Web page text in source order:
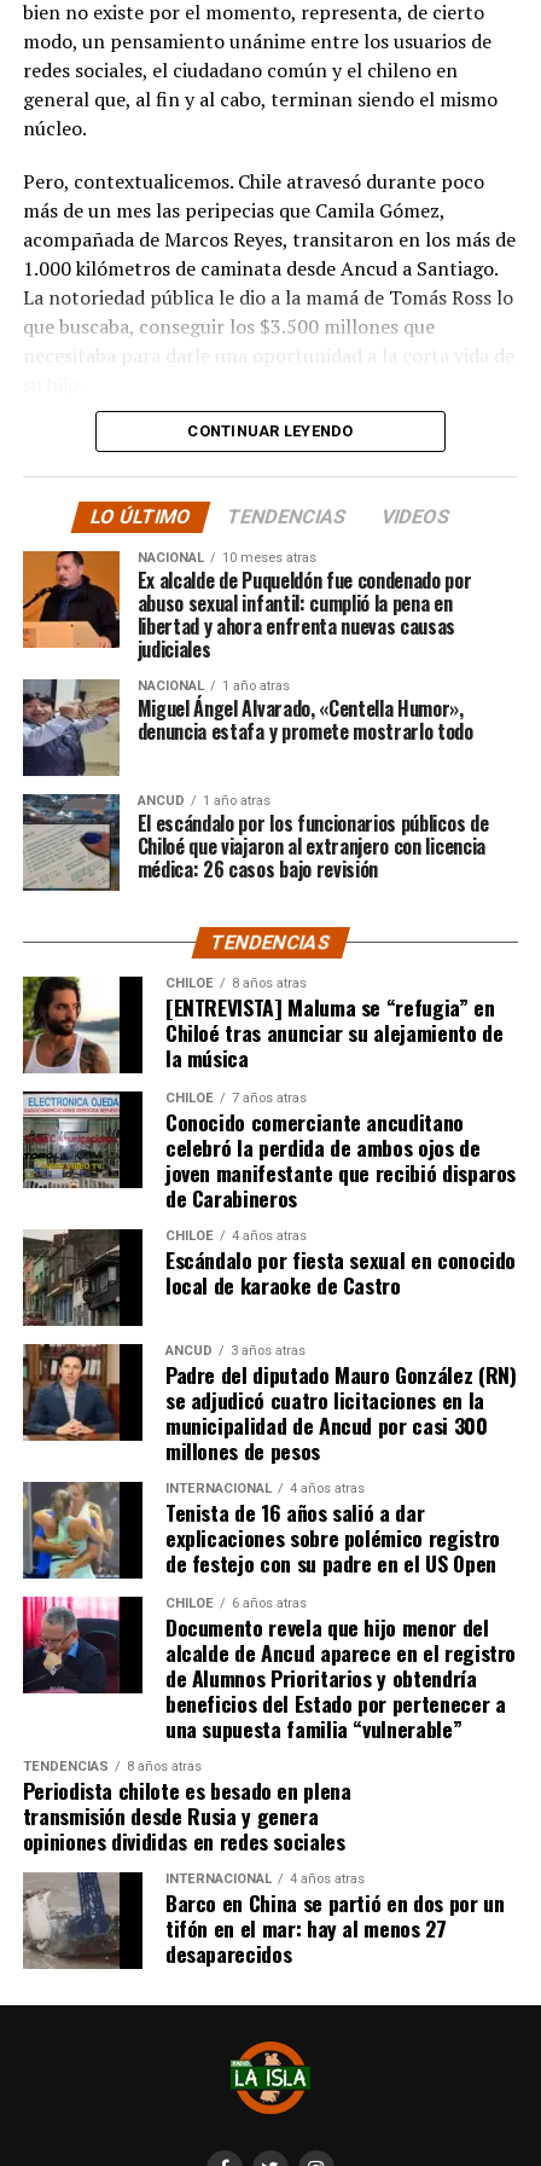
bien no existe por el momento, representa, de cierto
modo, un pensamiento unánime entre los usuarios de
redes sociales, el ciudadano común y el chileno en
general que, al fin y al cabo, terminan siendo el mismo
núcleo.
Pero, contextualicemos. Chile atravesó durante poco
más de un mes las peripecias que Camila Gómez,
acompañada de Marcos Reyes, transitaron en los más de
1.000 kilómetros de caminata desde Ancud a Santiago.
La notoriedad pública le dio a la mamá de Tomás Ross lo
que buscaba, conseguir los $3.500 millones que
necesitaba para darle una oportunidad a la corta vida de
La solidaridad y empatía de los chilenos en cada paso
sino que se superó con creces. De hecho, el último
cómputo dado a conocer reveló la suma total de
$3.689.545.200.
Según Camila Gómez, el excedente de casi $200
millones sería destinadopara los costos médicos
asociados al suministro del Elevidys «porque los 3.500
millonessolo incluye el frasco del fármaco y no los
otros gastos relacionados con los tres meses del
tratamiento
«, indicó a Meganonoticias.cl
Pero, volviendo al principio, damos curso a una solicitud
imposible de especificar con exactitud pero que un
simple chequeo de los ánimos de la gente, se puede ver
como un anhelo mayúsculo el hecho de que esos casi
$200 millones sean destinados para Dante Jara, el
pequeño de año y medio cuyo padecimiento es el mismo
de Tomás Ross y, por si fuera poco, su padre, Fernando,
emprendió una caminata de Arica a Santiago para
conseguir tal fin. Entonces, ¿quién mejor que Camila
Gómez para ponerse en el lugar de quien comparte su
misma realidad, el Duchenne, salvando las “pequeñas
grandes” diferencias?
Voces al unísono se escuchan y se repiten en redes
sociales, el pedido de donar ese excedente al Dante Jara
resuena desde todo Chiloé, cuna del apoyo recibido por
parte de Camila Gómez, hasta nuestro lejano norte. Es
que, a diferencia del conocido dicho, en este caso, todos
los caminos conducen a… La Moneda y, mientras se
espera ese gesto por parte de la madre del pequeño
Tomás, los pasos siguen quemando los pies de Fernando
en pos de que cada kilómetro recorrido, signifique más
que una llegada a Santiago, un arribo a la cura de su hijo
Actualmente, Gómez se encuentra en Santiago
realizando trámites y participando como invitada en
distintos medios de comunicación. Aunque aún no tiene
una fecha exacta para su viaje a Estados Unidos, donde
se administra el medicamento, indicó que esperan
realizarlo «a mediados de junio».
Cabe destacar que, pese a que se logró reunir el dinero y,
por ende, la meta se cumplió, continúan circulando por
redes sociales, eventos a beneficios de Tomás Ross.
¿Como ayudar?
Instagram, Dante_contra_duchenne
Fernando Jara (padre)
19.968.680-1
Banco Falabella, cuenta corriente
11510154944
fernandokine1998@gmail.com
CONTINUAR LEYENDO
LO ÚLTIMO TENDENCIAS VIDEOS
NACIONAL 10 meses atras
Ex alcalde de Puqueldón fue condenado por
abuso sexual infantil: cumplió la pena en
libertad y ahora enfrenta nuevas causas
judiciales
NACIONAL 1 año atras
Miguel Ángel Alvarado, «Centella Humor»,
denuncia estafa y promete mostrarlo todo
ANCUD 1 año atras
El escándalo por los funcionarios públicos de
Chiloé que viajaron al extranjero con licencia
médica: 26 casos bajo revisión
TENDENCIAS
CHILOE 8 años atras
[ENTREVISTA] Maluma se “refugia” en
Chiloé tras anunciar su alejamiento de
la música
CHILOE 7 años atras
Conocido comerciante ancuditano
celebró la perdida de ambos ojos de
joven manifestante que recibió disparos
de Carabineros
CHILOE 4 años atras
Escándalo por fiesta sexual en conocido
local de karaoke de Castro
ANCUD 3 años atras
Padre del diputado Mauro González (RN)
se adjudicó cuatro licitaciones en la
municipalidad de Ancud por casi 300
millones de pesos
INTERNACIONAL 4 años atras
Tenista de 16 años salió a dar
explicaciones sobre polémico registro
de festejo con su padre en el US Open
CHILOE 6 años atras
Documento revela que hijo menor del
alcalde de Ancud aparece en el registro
de Alumnos Prioritarios y obtendría
beneficios del Estado por pertenecer a
una supuesta familia “vulnerable”
TENDENCIAS 8 años atras
Periodista chilote es besado en plena
transmisión desde Rusia y genera
opiniones divididas en redes sociales
INTERNACIONAL 4 años atras
Barco en China se partió en dos por un
tifón en el mar: hay al menos 27
desaparecidos